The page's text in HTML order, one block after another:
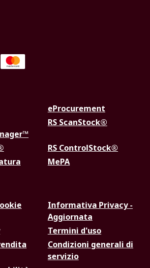
eProcurement
RS ScanStock®
RS ControlStock®
MePA
Informativa Privacy -
Aggiornata
Termini d'uso
Condizioni generali di
servizio